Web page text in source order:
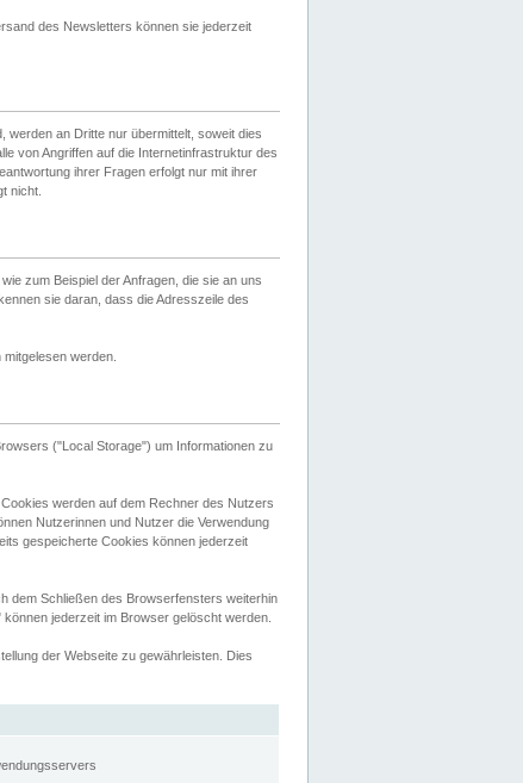
des Newsletters können sie jederzeit
werden an Dritte nur übermittelt, soweit dies
von Angriffen auf die Internetinfrastruktur des
ihrer Fragen erfolgt nur mit ihrer
nicht.
zum Beispiel der Anfragen, die sie an uns
sie daran, dass die Adresszeile des
werden.
("Local Storage") um Informationen zu
werden auf dem Rechner des Nutzers
Nutzerinnen und Nutzer die Verwendung
gespeicherte Cookies können jederzeit
dem Schließen des Browserfensters weiterhin
jederzeit im Browser gelöscht werden.
der Webseite zu gewährleisten. Dies